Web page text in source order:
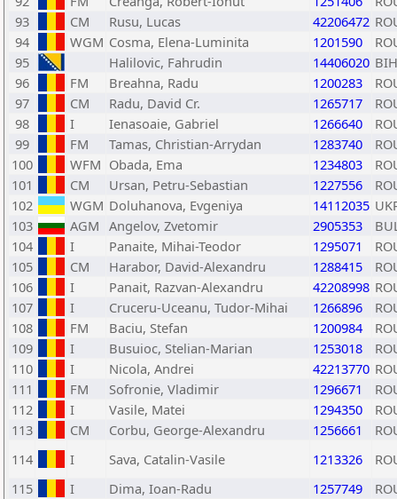
93
CM Rusu, Lucas 42206472
94
WGM Cosma, Elena-Luminita 1201590
95
Halilovic, Fahrudin 14406020 BIH
96
FM Breahna, Radu 1200283
97
CM Radu, David Cr. 1265717
98
I Ienasoaie, Gabriel 1266640
99
FM Tamas, Christian-Arrydan 1283740
100
WFM Obada, Ema 1234803
101
CM Ursan, Petru-Sebastian 1227556
102
WGM Doluhanova, Evgeniya 14112035
103
AGM Angelov, Zvetomir 2905353
104
I Panaite, Mihai-Teodor 1295071
105
CM Harabor, David-Alexandru 1288415
106
I Panait, Razvan-Alexandru 42208998
107
I Cruceru-Uceanu, Tudor-Mihai 1266896
108
FM Baciu, Stefan 1200984
109
I Busuioc, Stelian-Marian 1253018
110
I Nicola, Andrei 42213770
111
FM Sofronie, Vladimir 1296671
112
I Vasile, Matei 1294350
113
CM Corbu, George-Alexandru 1256661
114
I Sava, Catalin-Vasile 1213326
115
I Dima, Ioan-Radu 1257749